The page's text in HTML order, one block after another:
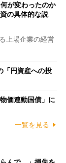
が変わったのか
の具体的な説
上場企業の経営
「円資産への投
価連動国債」に
一覧を見る